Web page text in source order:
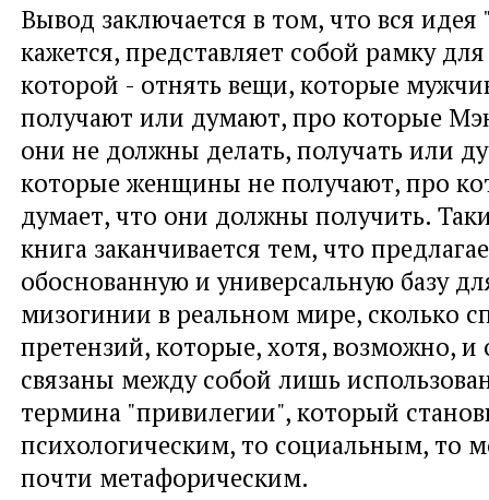
Вывод заключается в том, что вся идея
кажется, представляет собой рамку
которой - отнять вещи, которые
получают или думают, про которые
они не должны делать, получать или
которые женщины не получают, про
думает, что они должны получить.
книга заканчивается тем, что
обоснованную и универсальную базу
мизогинии в реальном мире, сколько
претензий, которые, хотя, возможно,
связаны между собой лишь
термина "привилегии", который
психологическим, то социальным, то
почти метафорическим.